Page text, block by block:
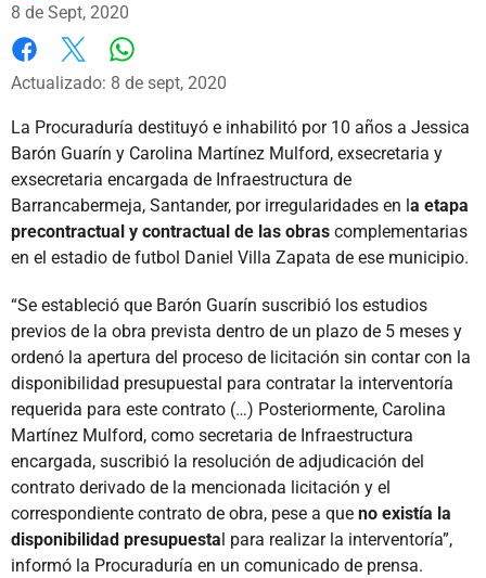
8 de Sept, 2020
Facebook
X
Actualizado: 8 de sept, 2020
La Procuraduría destituyó e inhabilitó por 10 años a Jessica
Barón Guarín y Carolina Martínez Mulford, exsecretaria y
exsecretaria encargada de Infraestructura de
Barrancabermeja, Santander, por irregularidades en la etapa
precontractual y contractual de las obras complementarias
en el estadio de futbol Daniel Villa Zapata de ese municipio.
“Se estableció que Barón Guarín suscribió los estudios
previos de la obra prevista dentro de un plazo de 5 meses y
ordenó la apertura del proceso de licitación sin contar con la
disponibilidad presupuestal para contratar la interventoría
requerida para este contrato (…) Posteriormente, Carolina
Martínez Mulford, como secretaria de Infraestructura
encargada, suscribió la resolución de adjudicación del
contrato derivado de la mencionada licitación y el
correspondiente contrato de obra, pese a que no existía la
disponibilidad presupuestal para realizar la interventoría”,
informó la Procuraduría en un comunicado de prensa.